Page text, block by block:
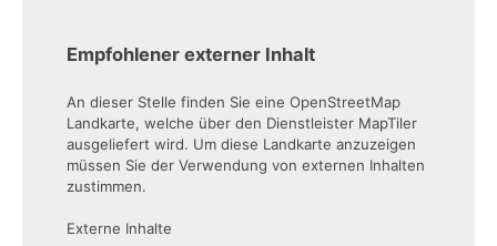
Empfohlener externer Inhalt
An dieser Stelle finden Sie eine OpenStreetMap
Landkarte, welche über den Dienstleister MapTiler
ausgeliefert wird. Um diese Landkarte anzuzeigen
müssen Sie der Verwendung von externen Inhalten
zustimmen.
Externe Inhalte